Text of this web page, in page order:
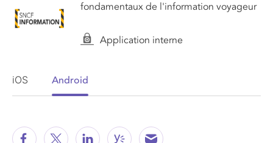
fondamentaux de l'information voyageur
Application interne
iOS Android